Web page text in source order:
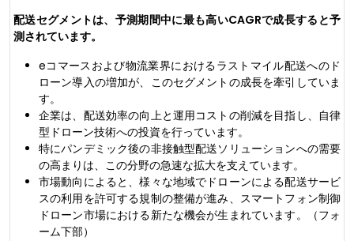
配送セグメントは、予測期間中に最も高いCAGRで成長すると予
測されています。
eコマースおよび物流業界におけるラストマイル配送へのド
ローン導入の増加が、このセグメントの成長を牽引していま
す。
企業は、配送効率の向上と運用コストの削減を目指し、自律
型ドローン技術への投資を行っています。
特にパンデミック後の非接触型配送ソリューションへの需要
の高まりは、この分野の急速な拡大を支えています。
市場動向によると、様々な地域でドローンによる配送サービ
スの利用を許可する規制の整備が進み、スマートフォン制御
ドローン市場における新たな機会が生まれています。（フォ
ーム下部）